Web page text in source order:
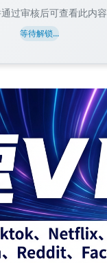
过审核后可查看此内容
等待解锁...